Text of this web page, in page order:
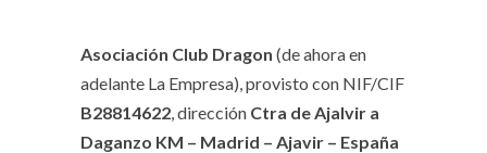
Asociación Club Dragon (de ahora en
adelante La Empresa), provisto con NIF/CIF
B28814622,dirección Ctra de Ajalvir a
Daganzo KM – Madrid – Ajavir – España